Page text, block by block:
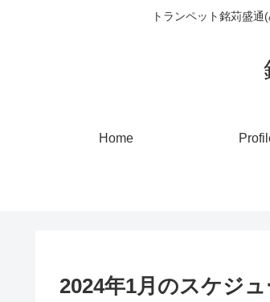
トランペット銘苅盛
Home
2024年1月のスケジ